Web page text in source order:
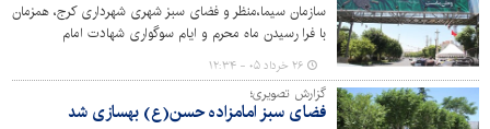
سازمان سیما،منظر و فضای سبز شهری شهرداری کرج، همزمان
با فرا رسیدن ماه محرم و ایام سوگواری شهادت امام
حسین(ع) اقدام به فضاسازی و اکران طرح‌های فرهنگی در
سطح مناطق ۱۰گانه کرده است.
۲۶ خرداد ۰۵ - ۱۲:۳۴
گزارش تصویری؛
فضای سبز امامزاده حسن(ع) بهسازی شد